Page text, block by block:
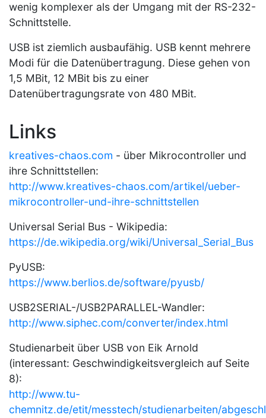
wenig komplexer als der Umgang mit der RS-232-
Schnittstelle.
USB ist ziemlich ausbaufähig. USB kennt mehrere
Modi für die Datenübertragung. Diese gehen von
1,5 MBit, 12 MBit bis zu einer
Datenübertragungsrate von 480 MBit.
Links
kreatives-chaos.com - über Mikrocontroller und
ihre Schnittstellen:
http://www.kreatives-chaos.com/artikel/ueber-
mikrocontroller-und-ihre-schnittstellen
Universal Serial Bus - Wikipedia:
https://de.wikipedia.org/wiki/Universal_Serial_Bus
PyUSB:
https://www.berlios.de/software/pyusb/
USB2SERIAL-/USB2PARALLEL-Wandler:
http://www.siphec.com/converter/index.html
Studienarbeit über USB von Eik Arnold
(interessant: Geschwindigkeitsvergleich auf Seite
8):
http://www.tu-
chemnitz.de/etit/messtech/studienarbeiten/